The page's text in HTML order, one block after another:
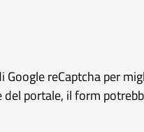
reCaptcha per
portale, il form